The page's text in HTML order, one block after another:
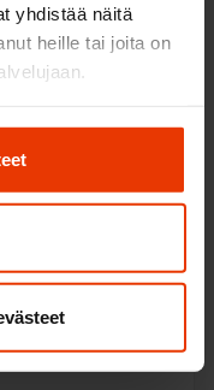
yhdistää näitä
heille tai joita on